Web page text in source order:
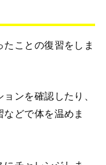
ことの復習をしま
ンを確認したり、
どで体を温めま